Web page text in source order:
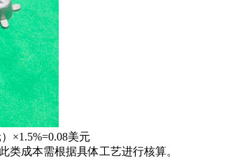
×1.5%=0.08美元
类成本需根据具体工艺进行核算。